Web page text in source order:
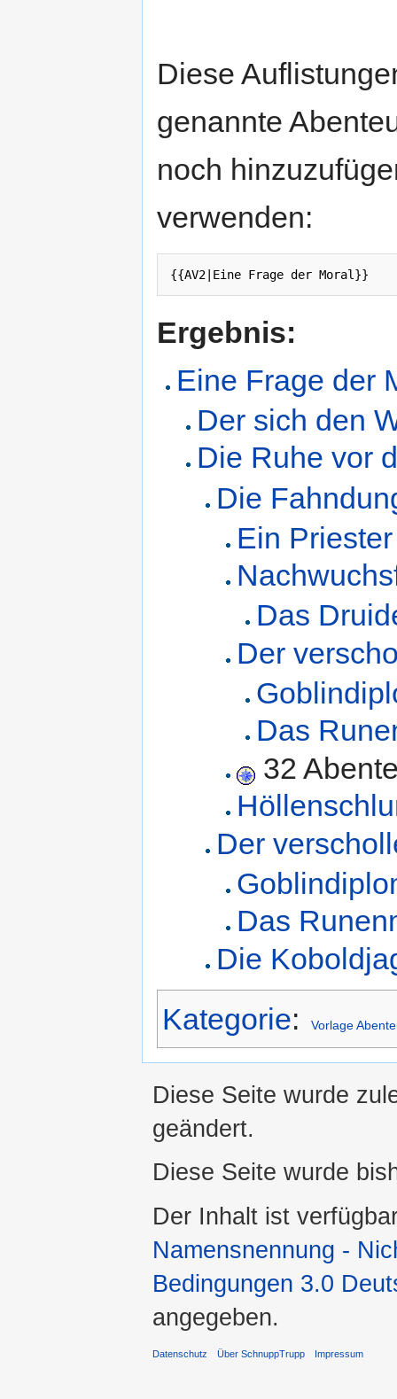
Diese
genannte
noch
verwenden:
Ergebnis:
Eine Frage der
Der sich den
Die Ruhe vor
Die
Ein
Das
Der
Das
32
Der
Das
Die
Kategorie: Vorlage
Diese Seite wurde
geändert.
Diese Seite wurde
Der Inhalt ist
Namensnennung -
Bedingungen 3.0
angegeben.
Datenschutz Über SchnuppTrupp Impressum